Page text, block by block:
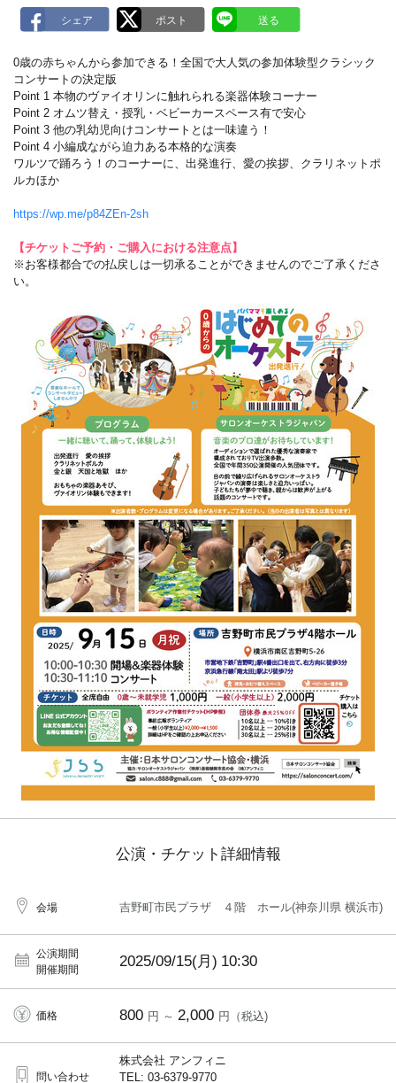
0歳の赤ちゃんから参加できる！全国で大人気の参加体験型クラシック
コンサートの決定版
Point 1 本物のヴァイオリンに触れられる楽器体験コーナー
Point 2 オムツ替え・授乳・ベビーカースペース有で安心
Point 3 他の乳幼児向けコンサートとは一味違う！
Point 4 小編成ながら迫力ある本格的な演奏
ワルツで踊ろう！のコーナーに、出発進行、愛の挨拶、クラリネットポ
ルカほか
https://wp.me/p84ZEn-2sh
【チケットご予約・ご購入における注意点】
※お客様都合での払戻しは一切承ることができませんのでご了承くださ
い。
公演・チケット詳細情報
会場 吉野町市民プラザ ４階 ホール(神奈川県 横浜市)
公演期間
開催期間
2025/09/15(月) 10:30
価格 800 円 ～ 2,000 円（税込)
問い合わせ
株式会社 アンフィニ
TEL: 03-6379-9770